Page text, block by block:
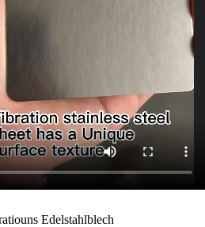
Edelstahlblech